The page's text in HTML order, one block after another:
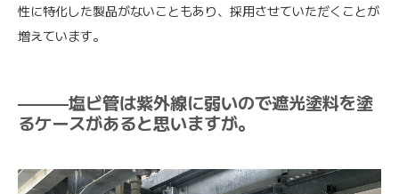
性に特化した製品がないこともあり、採用させていただくことが
増えています。
———塩ビ管は紫外線に弱いので遮光塗料を塗
るケースがあると思いますが。